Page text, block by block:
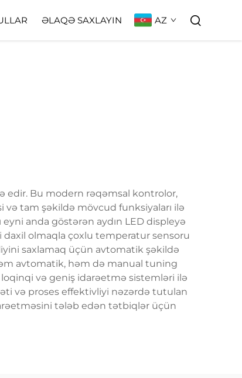
ƏLAQƏ SAXLAYIN AZ
edir. Bu modern rəqəmsal kontrolor,
tam şəkildə mövcud funksiyaları ilə
eyni anda göstərən aydın LED displeyə
daxil olmaqla çoxlu temperatur sensoru
saxlamaq üçün avtomatik şəkildə
avtomatik, həm də manual tuning
loqinqi və geniş idarəetmə sistemləri ilə
və proses effektivliyi nəzərdə tutulan
tələb edən tətbiqlər üçün